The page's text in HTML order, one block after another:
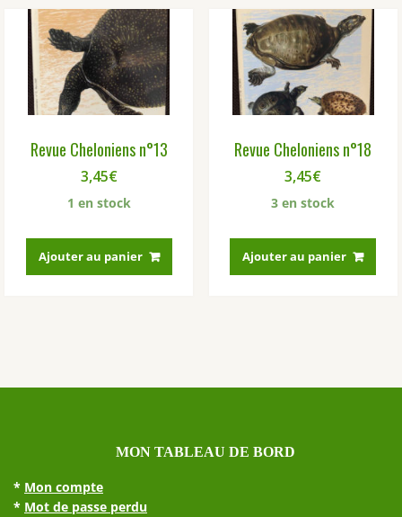
Revue Cheloniens n°13
3,45€
1 en stock
Ajouter au panier
Revue Cheloniens n°18
3,45€
3 en stock
Ajouter au panier
MON TABLEAU DE BORD
* Mon compte
* Mot de passe perdu